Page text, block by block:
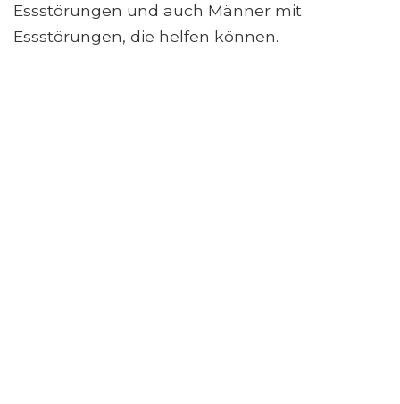
Essstörungen und auch Männer mit
Essstörungen, die helfen können.